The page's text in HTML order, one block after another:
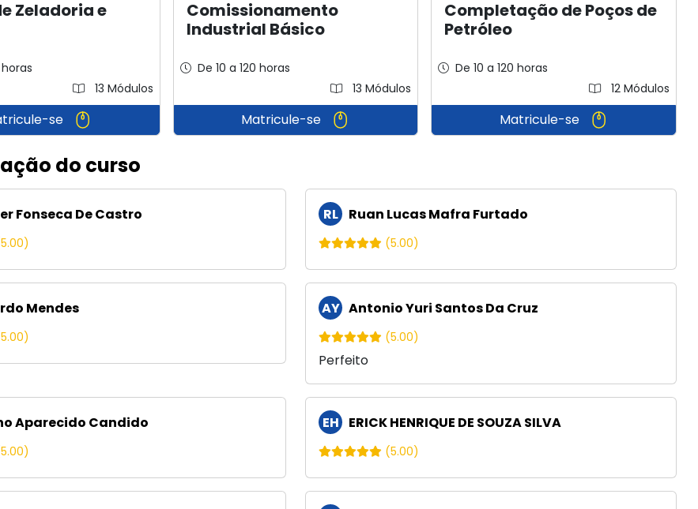
Zeladoria e
horas
13 Módulos
se
Comissionamento
Industrial Básico
De 10 a 120 horas
13 Módulos
Matricule-se
Completação de Poços de
Petróleo
De 10 a 120 horas
12 Módulos
Matricule-se
do curso
Fonseca De Castro RL Ruan Lucas Mafra Furtado
(5.00)
Mendes AY Antonio Yuri Santos Da Cruz
(5.00)
Perfeito
Aparecido Candido EH ERICK HENRIQUE DE SOUZA SILVA
(5.00)